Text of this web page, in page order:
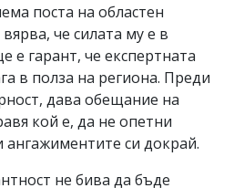
поста на областен
че силата му е в
е гарант, че експертната
в полза на региона. Преди
дава обещание на
кой е, да не опетни
си докрай.
не бива да бъде